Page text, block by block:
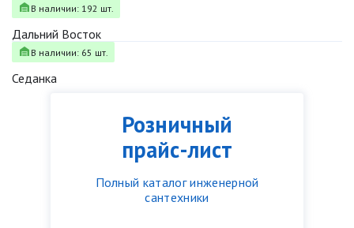
Розничный
прайс-лист
Полный каталог инженерной
сантехники
В наличии: 192 шт.
Дальний Восток
В наличии: 65 шт.
Седанка